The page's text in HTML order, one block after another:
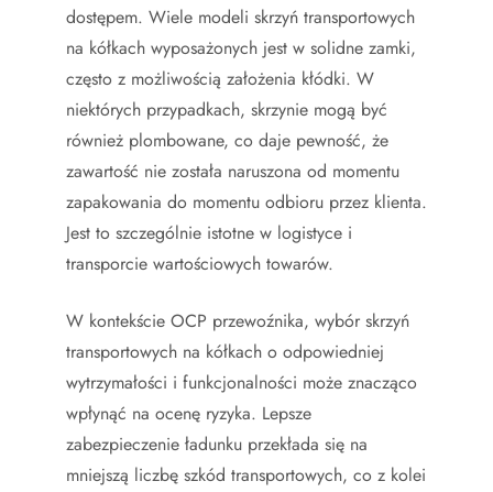
dostępem. Wiele modeli skrzyń transportowych
na kółkach wyposażonych jest w solidne zamki,
często z możliwością założenia kłódki. W
niektórych przypadkach, skrzynie mogą być
również plombowane, co daje pewność, że
zawartość nie została naruszona od momentu
zapakowania do momentu odbioru przez klienta.
Jest to szczególnie istotne w logistyce i
transporcie wartościowych towarów.
W kontekście OCP przewoźnika, wybór skrzyń
transportowych na kółkach o odpowiedniej
wytrzymałości i funkcjonalności może znacząco
wpłynąć na ocenę ryzyka. Lepsze
zabezpieczenie ładunku przekłada się na
mniejszą liczbę szkód transportowych, co z kolei